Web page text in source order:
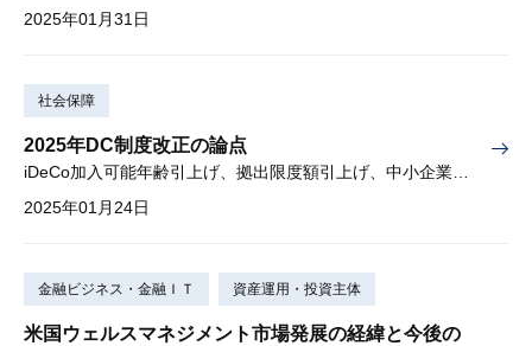
2025年01月31日
社会保障
2025年DC制度改正の論点
iDeCo加入可能年齢引上げ、拠出限度額引上げ、中小企業向けDC整備
2025年01月24日
金融ビジネス・金融ＩＴ 資産運用・投資主体
米国ウェルスマネジメント市場発展の経緯と今後の